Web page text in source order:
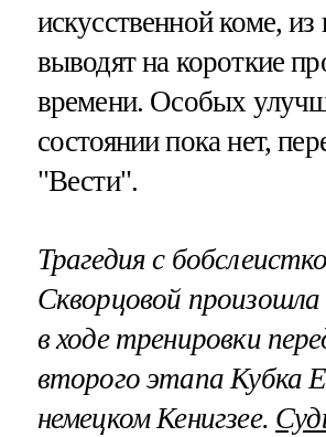
искусственной коме, из
выводят на короткие
времени. Особых
состоянии пока нет,
"Вести".
Трагедия с
Скворцовой
в ходе тренировки
второго этапа Кубка
немецком Кенигзее.